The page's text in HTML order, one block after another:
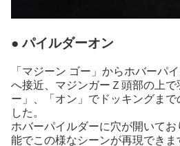
● パイルダーオン
「マジーン ゴー」からホバーパ
へ接近、マジンガーＺ頭部の上
ー」、「オン」でドッキングまで
した。
ホバーパイルダーに穴が開いて
能でこの様なシーンが再現でき